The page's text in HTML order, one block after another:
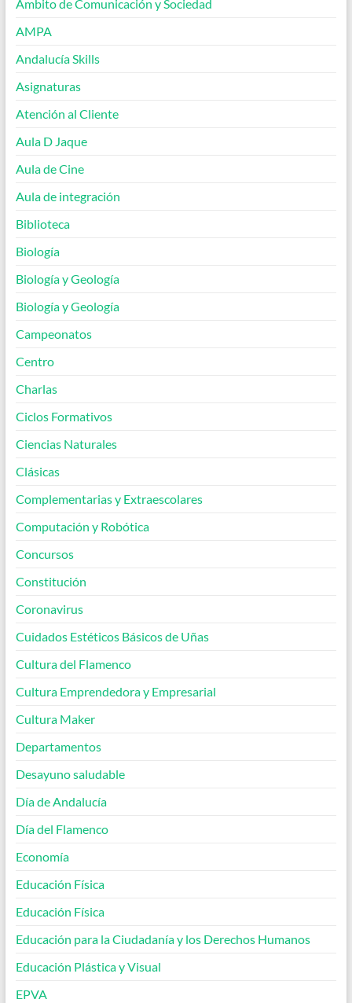
Ámbito de Comunicación y Sociedad
AMPA
Andalucía Skills
Asignaturas
Atención al Cliente
Aula D Jaque
Aula de Cine
Aula de integración
Biblioteca
Biología
Biología y Geología
Biología y Geología
Campeonatos
Centro
Charlas
Ciclos Formativos
Ciencias Naturales
Clásicas
Complementarias y Extraescolares
Computación y Robótica
Concursos
Constitución
Coronavirus
Cuidados Estéticos Básicos de Uñas
Cultura del Flamenco
Cultura Emprendedora y Empresarial
Cultura Maker
Departamentos
Desayuno saludable
Día de Andalucía
Día del Flamenco
Economía
Educación Física
Educación Física
Educación para la Ciudadanía y los Derechos Humanos
Educación Plástica y Visual
EPVA